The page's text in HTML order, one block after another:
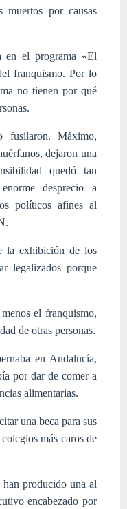
por causas
en el programa «El
franquismo. Por lo
no tienen por qué
Máximo,
dejaron una
quedó tan
desprecio a
políticos afines al
la exhibición de los
legalizados porque
el franquismo,
de otras personas.
en Andalucía,
por dar de comer a
alimentarias.
una beca para sus
más caros de
han producido una al
encabezado por